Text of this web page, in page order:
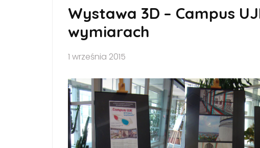
Wystawa 3D – Campus
wymiarach
1 września 2015